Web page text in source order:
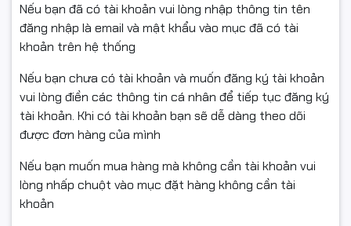
⭐ ĐIỀU KIỆN ĐỔI / HOÀN HÀNG
- Bắt buộc quay video mở gói từ lúc còn nguyên băng
keo/thùng đến khi thấy sản phẩm bên trong (làm căn
cứ nếu: móp méo, vỡ, giao nhầm, thiếu hàng).
kỹ thuật được shop xác nhận.
- Hàng gửi lại phải: còn nguyên vẹn, không bung seal,
Nếu bạn đã có tài khoản vui lòng nhập thông tin tên
đăng nhập là email và mật khẩu vào mục đã có tài
khoản trên hệ thống
Nếu bạn chưa có tài khoản và muốn đăng ký tài khoản
vui lòng điền các thông tin cá nhân để tiếp tục đăng ký
tài khoản. Khi có tài khoản bạn sẽ dễ dàng theo dõi
được đơn hàng của mình
Nếu bạn muốn mua hàng mà không cần tài khoản vui
lòng nhấp chuột vào mục đặt hàng không cần tài
khoản